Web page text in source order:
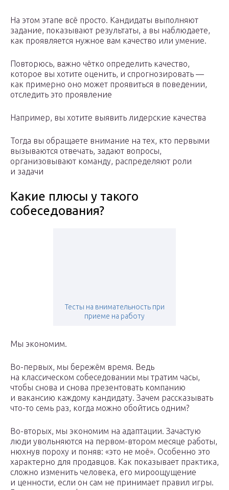
На этом этапе всё просто. Кандидаты выполняют
задание, показывают результаты, а вы наблюдаете,
как проявляется нужное вам качество или умение.
Повторюсь, важно чётко определить качество,
которое вы хотите оценить, и спрогнозировать —
как примерно оно может проявиться в поведении,
отследить это проявление
Например, вы хотите выявить лидерские качества
Тогда вы обращаете внимание на тех, кто первыми
вызываются отвечать, задают вопросы,
организовывают команду, распределяют роли
и задачи
Какие плюсы у такого
собеседования?
Тесты на внимательность при
приеме на работу
Мы экономим.
Во-первых, мы бережём время. Ведь
на классическом собеседовании мы тратим часы,
чтобы снова и снова презентовать компанию
и вакансию каждому кандидату. Зачем рассказывать
что-то семь раз, когда можно обойтись одним?
Во-вторых, мы экономим на адаптации. Зачастую
люди увольняются на первом-втором месяце работы,
нюхнув пороху и поняв: «это не моё». Особенно это
характерно для продавцов. Как показывает практика,
сложно изменить человека, его мироощущение
и ценности, если он сам не принимает правил игры.